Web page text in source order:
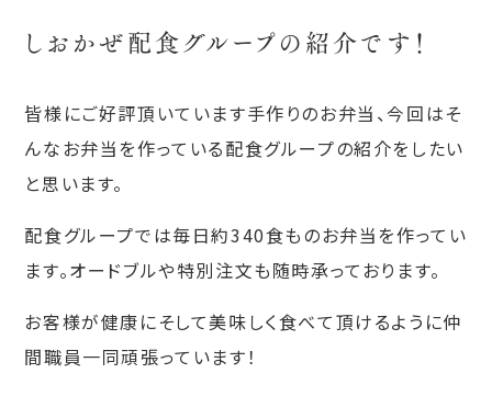
しおかぜ配食グループの紹介です！
皆様にご好評頂いています手作りのお弁当、今回はそ
んなお弁当を作っている配食グループの紹介をしたい
と思います。
配食グループでは毎日約340食ものお弁当を作ってい
ます。オードブルや特別注文も随時承っております。
お客様が健康にそして美味しく食べて頂けるように仲
間職員一同頑張っています！